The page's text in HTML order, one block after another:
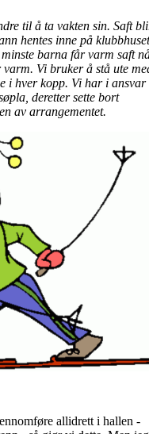
til å ta vakten sin. Saft
hentes inne på
barna får varm saft
Vi bruker å stå ute
i hver kopp. Vi har i ansvar
deretter sette bort
av arrangementet.
allidrett i hallen -